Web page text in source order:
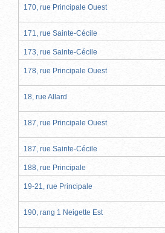
170, rue Principale Ouest
171, rue Sainte-Cécile
173, rue Sainte-Cécile
178, rue Principale Ouest
18, rue Allard
187, rue Principale Ouest
187, rue Sainte-Cécile
188, rue Principale
19-21, rue Principale
190, rang 1 Neigette Est